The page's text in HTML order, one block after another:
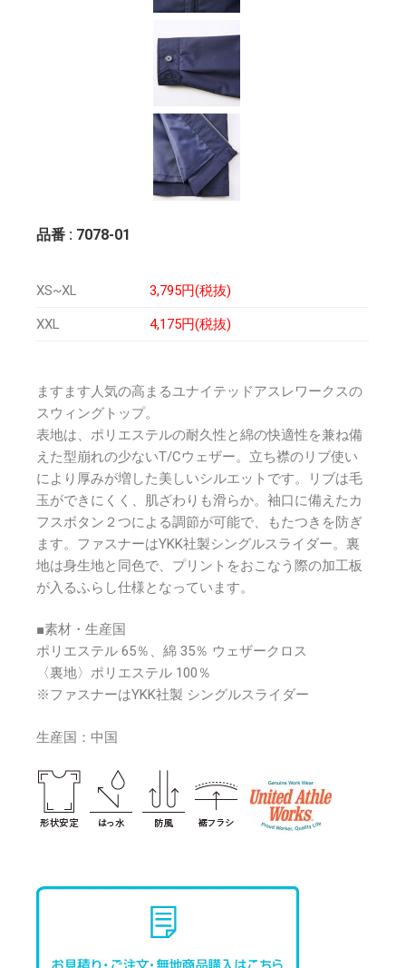
品番 : 7078-01
XS~XL 3,795円(税抜)
XXL 4,175円(税抜)
ますます人気の高まるユナイテッドアスレワークスの
スウィングトップ。
表地は、ポリエステルの耐久性と綿の快適性を兼ね備
えた型崩れの少ないT/Cウェザー。立ち襟のリブ使い
により厚みが増した美しいシルエットです。リブは毛
玉ができにくく、肌ざわりも滑らか。袖口に備えたカ
フスボタン２つによる調節が可能で、もたつきを防ぎ
ます。ファスナーはYKK社製シングルスライダー。裏
地は身生地と同色で、プリントをおこなう際の加工板
が入るふらし仕様となっています。
■素材・生産国
ポリエステル 65％、綿 35％ ウェザークロス
〈裏地〉ポリエステル 100％
※ファスナーはYKK社製 シングルスライダー
生産国：中国